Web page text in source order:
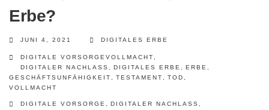
Digitale Vorsorge
Internetsuche
Wie regeln Sie ihren digitalen Nachlass
Erbe?
JUNI 4, 2021 DIGITALES ERBE
DIGITALE VORSORGEVOLLMACHT
DIGITALER NACHLASS
DIGITALES ERBE ERBE
GESCHÄFTSUNFÄHIGKEIT
TESTAMENT TOD
VOLLMACHT
DIGITALE VORSORGE DIGITALER NACHLASS